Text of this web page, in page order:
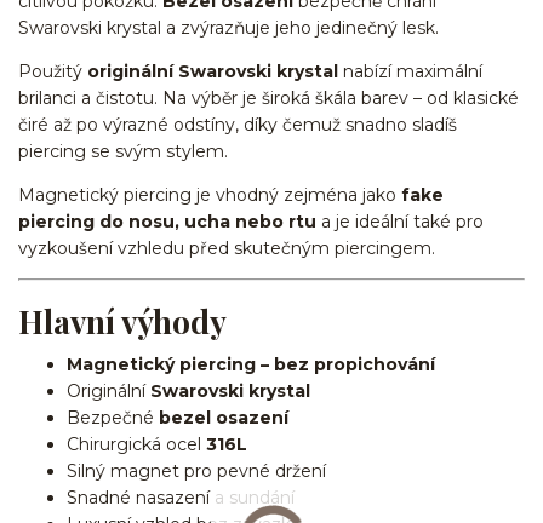
Swarovski krystal a zvýrazňuje jeho jedinečný lesk.
Použitý originální Swarovski krystal nabízí maximální
brilanci a čistotu. Na výběr je široká škála barev – od klasické
čiré až po výrazné odstíny, díky čemuž snadno sladíš
piercing se svým stylem.
Magnetický piercing je vhodný zejména jako fake
piercing do nosu, ucha nebo rtu a je ideální také pro
vyzkoušení vzhledu před skutečným piercingem.
Hlavní výhody
Magnetický piercing – bez propichování
Originální Swarovski krystal
Bezpečné bezel osazení
Chirurgická ocel 316L
Silný magnet pro pevné držení
Snadné nasazení a sundání